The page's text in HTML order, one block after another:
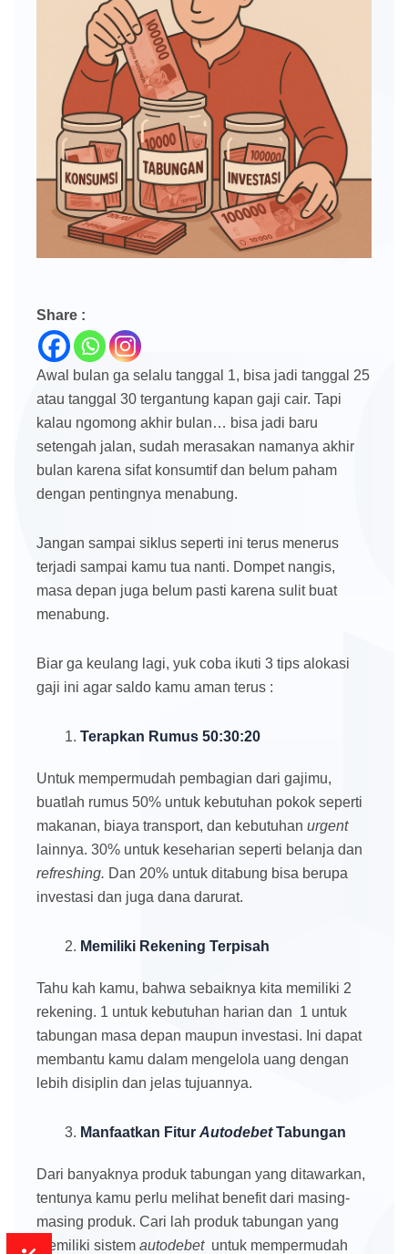
Share :
Awal bulan ga selalu tanggal 1, bisa jadi tanggal 25
atau tanggal 30 tergantung kapan gaji cair. Tapi
kalau ngomong akhir bulan… bisa jadi baru
setengah jalan, sudah merasakan namanya akhir
bulan karena sifat konsumtif dan belum paham
dengan pentingnya menabung.
Jangan sampai siklus seperti ini terus menerus
terjadi sampai kamu tua nanti. Dompet nangis,
masa depan juga belum pasti karena sulit buat
menabung.
Biar ga keulang lagi, yuk coba ikuti 3 tips alokasi
gaji ini agar saldo kamu aman terus :
Terapkan Rumus 50:30:20
Untuk mempermudah pembagian dari gajimu,
buatlah rumus 50% untuk kebutuhan pokok seperti
makanan, biaya transport, dan kebutuhan urgent
lainnya. 30% untuk keseharian seperti belanja dan
refreshing. Dan 20% untuk ditabung bisa berupa
investasi dan juga dana darurat.
Memiliki Rekening Terpisah
Tahu kah kamu, bahwa sebaiknya kita memiliki 2
rekening. 1 untuk kebutuhan harian dan 1 untuk
tabungan masa depan maupun investasi. Ini dapat
membantu kamu dalam mengelola uang dengan
lebih disiplin dan jelas tujuannya.
Manfaatkan Fitur AutodebetTabungan
Dari banyaknya produk tabungan yang ditawarkan,
tentunya kamu perlu melihat benefit dari masing-
masing produk. Cari lah produk tabungan yang
memiliki sistem autodebet untuk mempermudah